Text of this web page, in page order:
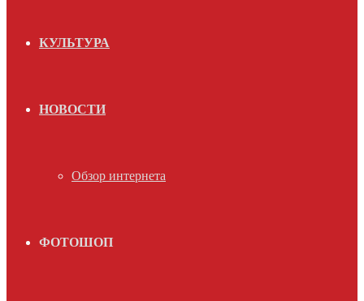
КУЛЬТУРА
НОВОСТИ
Обзор интернета
ФОТОШОП